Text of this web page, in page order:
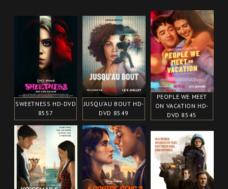
SWEETNESS HD-DVD
8557
JUSQU’AU BOUT HD-
DVD 8549
PEOPLE WE MEET
ON VACATION HD-
DVD 8545